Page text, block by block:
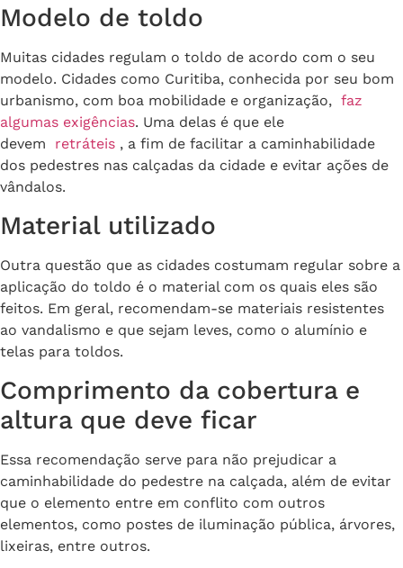
Modelo de toldo
Muitas cidades regulam o toldo de acordo com o seu
modelo. Cidades como Curitiba, conhecida por seu bom
urbanismo, com boa mobilidade e organização, faz
algumas exigências. Uma delas é que ele
devem retráteis , a fim de facilitar a caminhabilidade
dos pedestres nas calçadas da cidade e evitar ações de
vândalos.
Material utilizado
Outra questão que as cidades costumam regular sobre a
aplicação do toldo é o material com os quais eles são
feitos. Em geral, recomendam-se materiais resistentes
ao vandalismo e que sejam leves, como o alumínio e
telas para toldos.
Comprimento da cobertura e
altura que deve ficar
Essa recomendação serve para não prejudicar a
caminhabilidade do pedestre na calçada, além de evitar
que o elemento entre em conflito com outros
elementos, como postes de iluminação pública, árvores,
lixeiras, entre outros.